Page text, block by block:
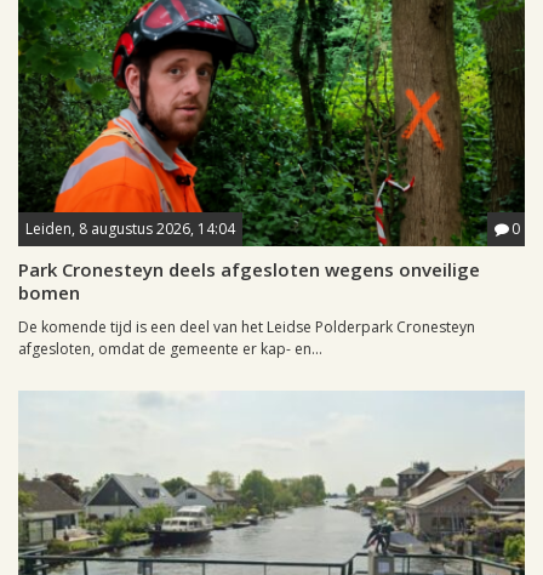
Leiden, 8 augustus 2026, 14:04 0
Park Cronesteyn deels afgesloten wegens onveilige
bomen
De komende tijd is een deel van het Leidse Polderpark Cronesteyn
afgesloten, omdat de gemeente er kap- en...